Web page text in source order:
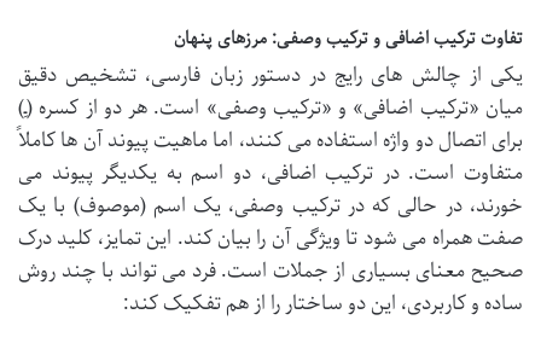
تفاوت ترکیب اضافی و ترکیب وصفی: مرزهای پنهان
یکی از چالش های رایج در دستور زبان فارسی، تشخیص دقیق
میان «ترکیب اضافی» و «ترکیب وصفی» است. هر دو از کسره (ـِ)
برای اتصال دو واژه استفاده می کنند، اما ماهیت پیوند آن ها کاملاً
متفاوت است. در ترکیب اضافی، دو اسم به یکدیگر پیوند می
خورند، در حالی که در ترکیب وصفی، یک اسم (موصوف) با یک
صفت همراه می شود تا ویژگی آن را بیان کند. این تمایز، کلید درک
صحیح معنای بسیاری از جملات است. فرد می تواند با چند روش
ساده و کاربردی، این دو ساختار را از هم تفکیک کند: